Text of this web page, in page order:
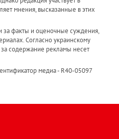
мнения, высказанные в этих
за факты и оценочные суждения,
Согласно украинскому
за содержание рекламы несет
медиа - R40-05097